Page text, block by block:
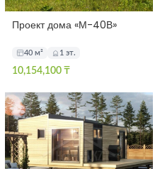
Проект дома «М-40В»
40 м² 1 эт.
10,154,100 ₸